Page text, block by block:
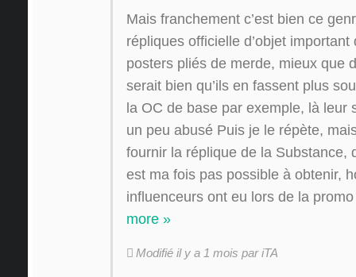
Mais franchement c’est bien ce
répliques officielle d’objet
posters pliés de merde, mieux que
serait bien qu’ils en fassent plus
la OC de base par exemple, là leur
un peu abusé Puis je le répète,
fournir la réplique de la Substance,
est ma fois pas possible à obtenir,
influenceurs ont eu lors de la promo
more »
Modifié il y a 1 mois par iTA